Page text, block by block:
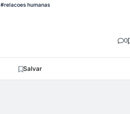
#relacoes humanas
0
Salvar